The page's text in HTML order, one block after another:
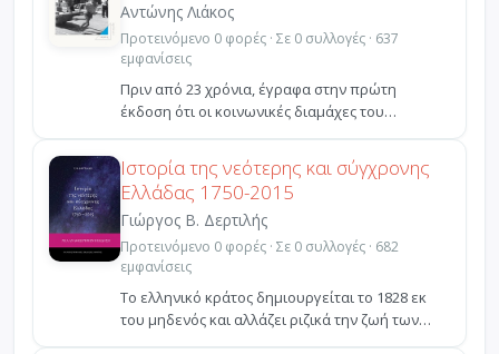
Αντώνης Λιάκος
Προτεινόμενο 0 φορές · Σε 0 συλλογές · 637
εμφανίσεις
Πριν από 23 χρόνια, έγραφα στην πρώτη
έκδοση ότι οι κοινωνικές διαμάχες του
μέλλοντος δε θα αφορούν ...
Ιστορία της νεότερης και σύγχρονης
Ελλάδας 1750-2015
Γιώργος Β. Δερτιλής
Προτεινόμενο 0 φορές · Σε 0 συλλογές · 682
εμφανίσεις
Το ελληνικό κράτος δημιουργείται το 1828 εκ
του μηδενός και αλλάζει ριζικά την ζωή των
ανθρώπων που ...